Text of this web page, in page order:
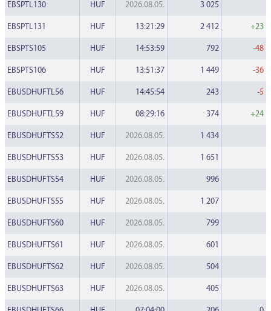
EBSPTL130 HUF 2026.08.05. 3 025
EBSPTL131 HUF 13:21:29 2 412 +23
EBSPTS105 HUF 14:53:59 792 -48
EBSPTS106 HUF 13:51:37 1 449 -36
EBUSDHUFTL56 HUF 14:45:54 243 -5
EBUSDHUFTL59 HUF 08:29:16 374 +24
EBUSDHUFTS52 HUF 2026.08.05. 1 434
EBUSDHUFTS53 HUF 2026.08.05. 1 651
EBUSDHUFTS54 HUF 2026.08.05. 996
EBUSDHUFTS55 HUF 2026.08.05. 1 207
EBUSDHUFTS60 HUF 2026.08.05. 799
EBUSDHUFTS61 HUF 2026.08.05. 601
EBUSDHUFTS62 HUF 2026.08.05. 504
EBUSDHUFTS63 HUF 2026.08.05. 405